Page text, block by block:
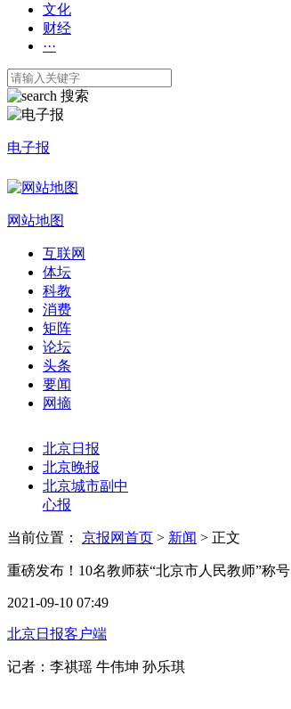
文化
财经
···
搜索
电子报
网站地图
互联网
体坛
科教
消费
矩阵
论坛
头条
要闻
网摘
北京日报
北京晚报
北京城市副中
心报
当前位置： 京报网首页 > 新闻 > 正文
重磅发布！10名教师获“北京市人民教师”称号
2021-09-10 07:49
北京日报客户端
记者：李祺瑶 牛伟坤 孙乐琪